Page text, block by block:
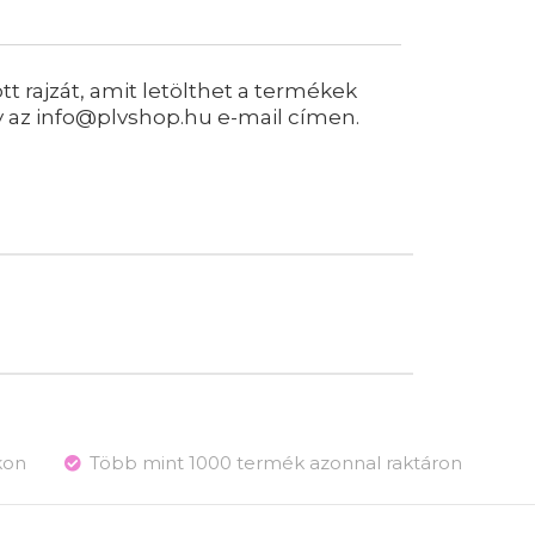
rajzát, amit letölthet a termékek
info@plvshop.hu e-mail címen.
Több mint 1000 termék azonnal raktáron